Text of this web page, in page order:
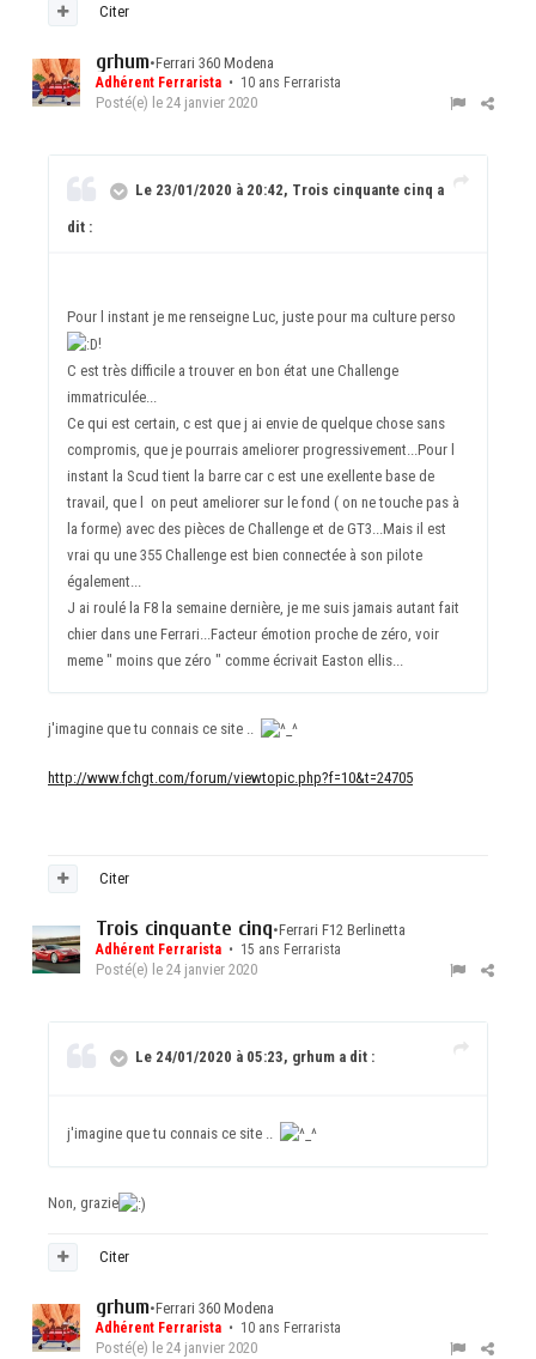
Citer
grhum•Ferrari 360 Modena
Adhérent Ferrarista • 10 ans Ferrarista
Posté(e) le 24 janvier 2020
Le 23/01/2020 à 20:42, Trois cinquante cinq a
dit :
Pour l instant je me renseigne Luc, juste pour ma culture perso
!
C est très difficile a trouver en bon état une Challenge
immatriculée...
Ce qui est certain, c est que j ai envie de quelque chose sans
compromis, que je pourrais ameliorer progressivement...Pour l
instant la Scud tient la barre car c est une exellente base de
travail, que l on peut ameliorer sur le fond ( on ne touche pas à
la forme) avec des pièces de Challenge et de GT3...Mais il est
vrai qu une 355 Challenge est bien connectée à son pilote
également...
J ai roulé la F8 la semaine dernière, je me suis jamais autant fait
chier dans une Ferrari...Facteur émotion proche de zéro, voir
meme " moins que zéro " comme écrivait Easton ellis...
j'imagine que tu connais ce site ..
http://www.fchgt.com/forum/viewtopic.php?f=10&t=24705
Citer
Trois cinquante cinq•Ferrari F12 Berlinetta
Adhérent Ferrarista • 15 ans Ferrarista
Posté(e) le 24 janvier 2020
Le 24/01/2020 à 05:23, grhum a dit :
j'imagine que tu connais ce site ..
Non, grazie
Citer
grhum•Ferrari 360 Modena
Adhérent Ferrarista • 10 ans Ferrarista
Posté(e) le 24 janvier 2020